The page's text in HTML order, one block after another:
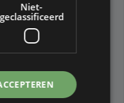
Niet-
geclassificeerd